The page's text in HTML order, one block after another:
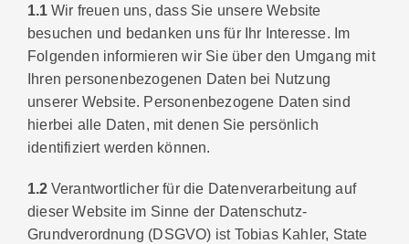
1.1 Wir freuen uns, dass Sie unsere Website
besuchen und bedanken uns für Ihr Interesse. Im
Folgenden informieren wir Sie über den Umgang mit
Ihren personenbezogenen Daten bei Nutzung
unserer Website. Personenbezogene Daten sind
hierbei alle Daten, mit denen Sie persönlich
identifiziert werden können.
1.2 Verantwortlicher für die Datenverarbeitung auf
dieser Website im Sinne der Datenschutz-
Grundverordnung (DSGVO) ist Tobias Kahler, State